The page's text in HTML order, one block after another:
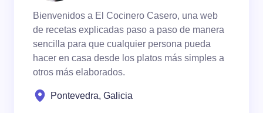
Bienvenidos a El Cocinero Casero, una web
de recetas explicadas paso a paso de manera
sencilla para que cualquier persona pueda
hacer en casa desde los platos más simples a
otros más elaborados.
Pontevedra, Galicia